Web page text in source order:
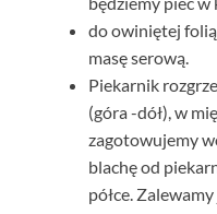
do owiniętej
masę serową.
Piekarnik
(góra -dół), w
zagotowujemy
blachę od
półce.